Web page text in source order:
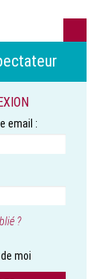
email :
?
moi